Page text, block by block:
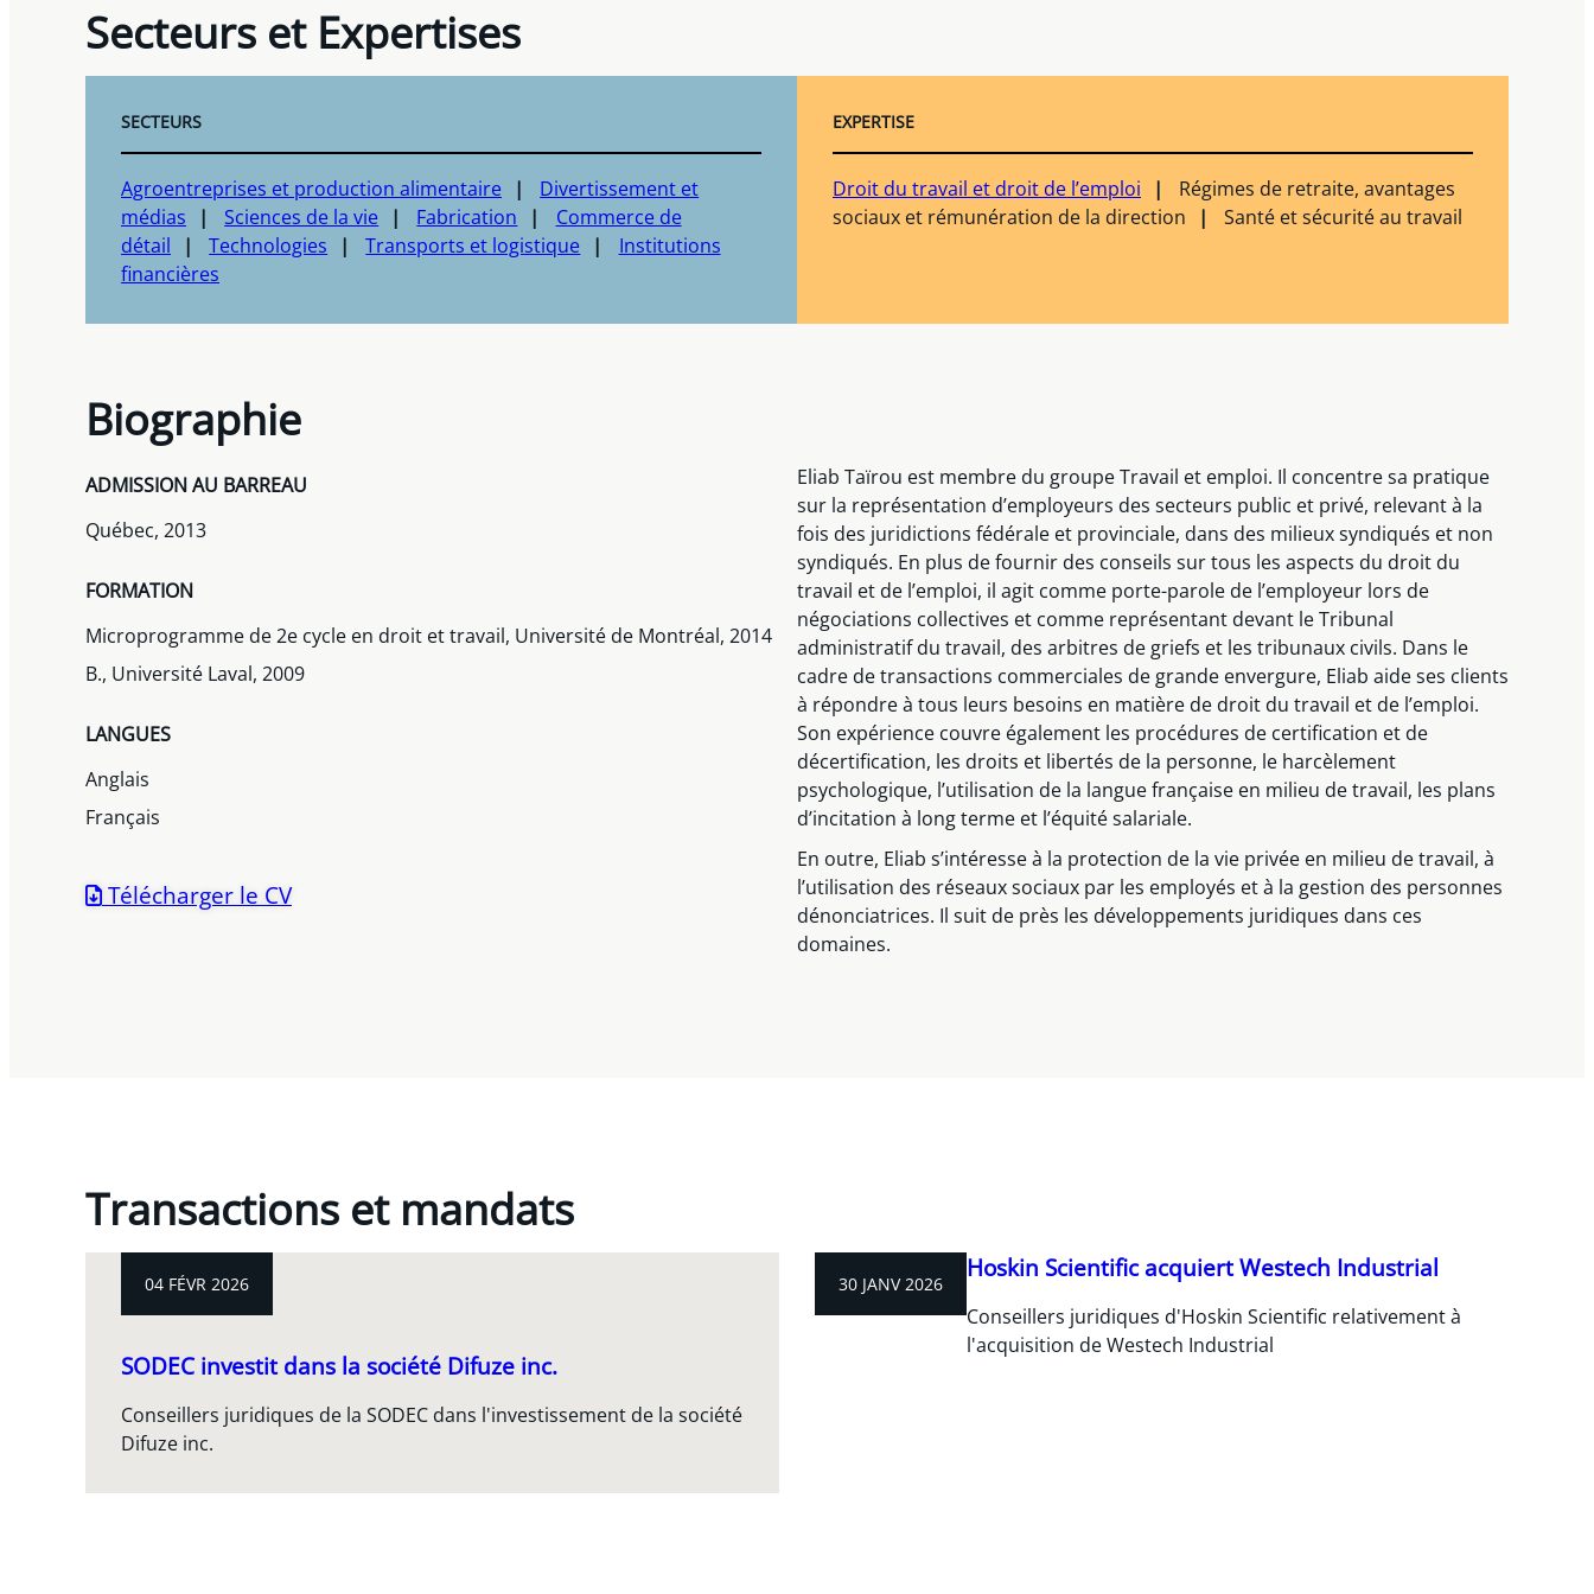
Secteurs et Expertises
SECTEURS
Agroentreprises et production alimentaire
Divertissement et
médias
Sciences de la vie Fabrication
Commerce de
détail
Technologies Transports et logistique
Institutions
financières
EXPERTISE
Droit du travail et droit de l’emploi
Régimes de retraite, avantages
sociaux et rémunération de la direction
Santé et sécurité au travail
Biographie
ADMISSION AU BARREAU
Québec, 2013
FORMATION
Microprogramme de 2e cycle en droit et travail, Université de Montréal, 2014
B., Université Laval, 2009
LANGUES
Anglais
Français
Télécharger le CV
Eliab Taïrou est membre du groupe Travail et emploi. Il concentre sa pratique
sur la représentation d’employeurs des secteurs public et privé, relevant à la
fois des juridictions fédérale et provinciale, dans des milieux syndiqués et non
syndiqués. En plus de fournir des conseils sur tous les aspects du droit du
travail et de l’emploi, il agit comme porte-parole de l’employeur lors de
négociations collectives et comme représentant devant le Tribunal
administratif du travail, des arbitres de griefs et les tribunaux civils. Dans le
cadre de transactions commerciales de grande envergure, Eliab aide ses clients
à répondre à tous leurs besoins en matière de droit du travail et de l’emploi.
Son expérience couvre également les procédures de certification et de
décertification, les droits et libertés de la personne, le harcèlement
psychologique, l’utilisation de la langue française en milieu de travail, les plans
d’incitation à long terme et l’équité salariale.
En outre, Eliab s’intéresse à la protection de la vie privée en milieu de travail, à
l’utilisation des réseaux sociaux par les employés et à la gestion des personnes
dénonciatrices. Il suit de près les développements juridiques dans ces
domaines.
Transactions et mandats
04 FÉVR 2026
SODEC investit dans la société Difuze inc.
Conseillers juridiques de la SODEC dans l'investissement de la société
Difuze inc.
30 JANV 2026
Hoskin Scientific acquiert Westech Industrial
Conseillers juridiques d'Hoskin Scientific relativement à
l'acquisition de Westech Industrial